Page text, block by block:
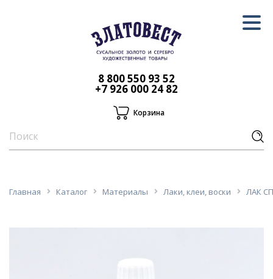
8 800 550 93 52
+7 926 000 24 82
Корзина
Главная Каталог Материалы Лаки, клеи, воски ЛАК